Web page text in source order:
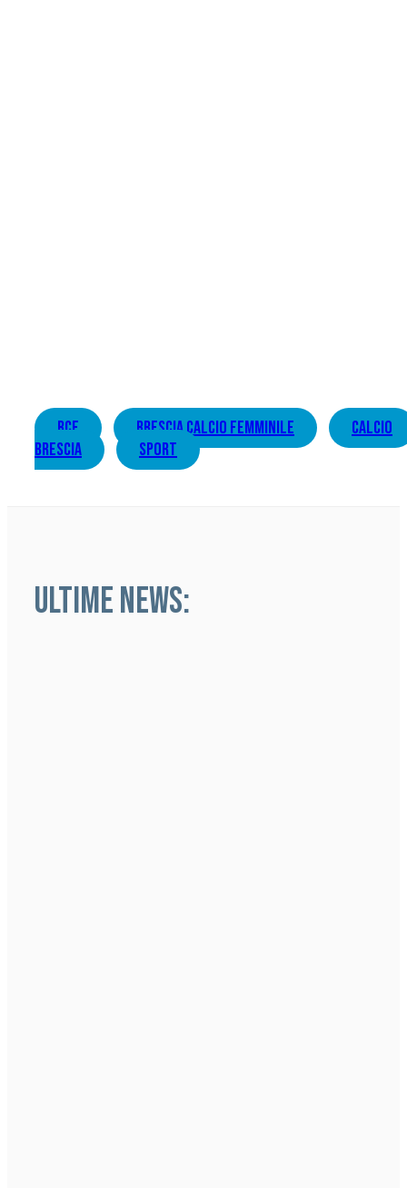
bcf brescia calcio femminile
calcio
brescia
sport
ULTIME NEWS: